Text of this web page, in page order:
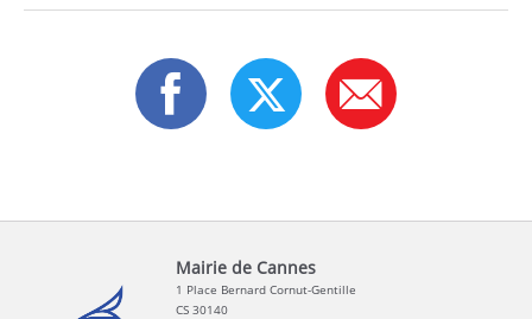
Mairie de Cannes
1 Place Bernard Cornut-Gentille
CS 30140